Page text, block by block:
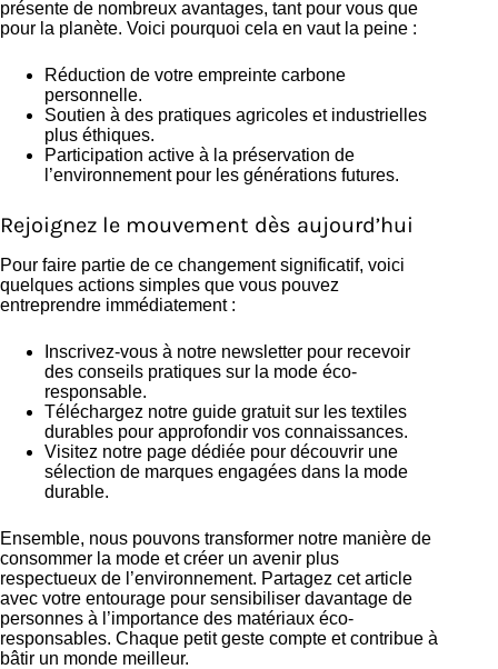
présente de nombreux avantages, tant pour vous que
pour la planète. Voici pourquoi cela en vaut la peine :
Réduction de votre empreinte carbone
personnelle.
Soutien à des pratiques agricoles et industrielles
plus éthiques.
Participation active à la préservation de
l’environnement pour les générations futures.
Rejoignez le mouvement dès aujourd’hui
Pour faire partie de ce changement significatif, voici
quelques actions simples que vous pouvez
entreprendre immédiatement :
Inscrivez-vous à notre newsletter pour recevoir
des conseils pratiques sur la mode éco-
responsable.
Téléchargez notre guide gratuit sur les textiles
durables pour approfondir vos connaissances.
Visitez notre page dédiée pour découvrir une
sélection de marques engagées dans la mode
durable.
Ensemble, nous pouvons transformer notre manière de
consommer la mode et créer un avenir plus
respectueux de l’environnement. Partagez cet article
avec votre entourage pour sensibiliser davantage de
personnes à l’importance des matériaux éco-
responsables. Chaque petit geste compte et contribue à
bâtir un monde meilleur.